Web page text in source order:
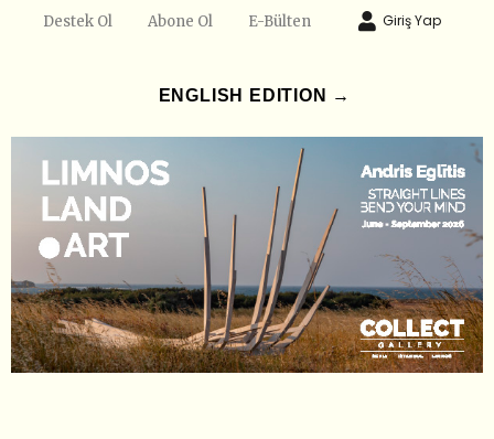
Destek Ol Abone Ol E-Bülten Giriş Yap
ENGLISH EDITION →